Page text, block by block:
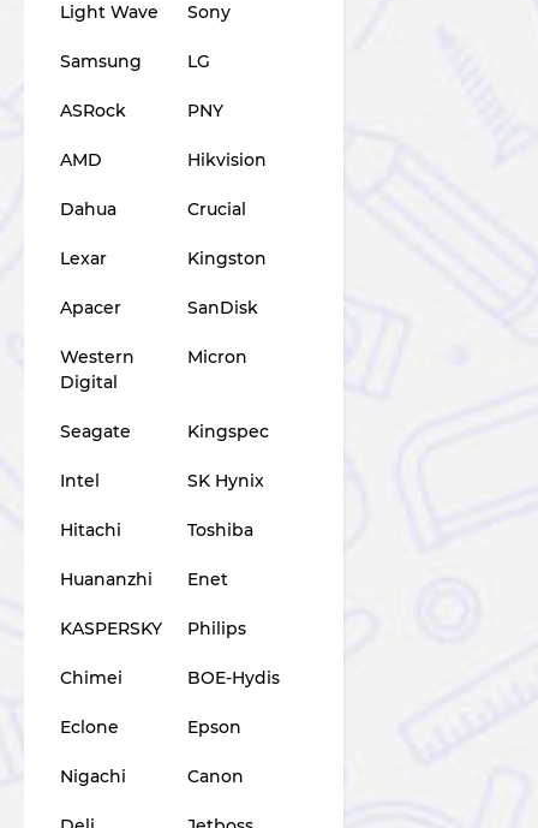
Light Wave Sony
Samsung LG
ASRock PNY
AMD Hikvision
Dahua Crucial
Lexar Kingston
Apacer SanDisk
Western
Digital
Micron
Seagate Kingspec
Intel SK Hynix
Hitachi Toshiba
Huananzhi Enet
KASPERSKY Philips
Chimei BOE-Hydis
Eclone Epson
Nigachi Canon